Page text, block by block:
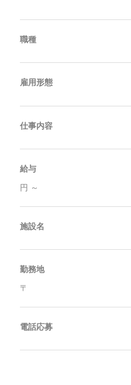
職種
雇用形態
仕事内容
給与
円 ～
施設名
勤務地
〒
電話応募